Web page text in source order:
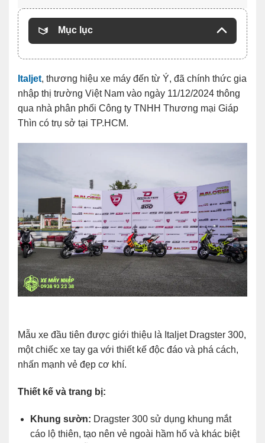
Mục lục
Italjet, thương hiệu xe máy đến từ Ý, đã chính thức gia
nhập thị trường Việt Nam vào ngày 11/12/2024 thông
qua nhà phân phối Công ty TNHH Thương mại Giáp
Thìn có trụ sở tại TP.HCM.
Mẫu xe đầu tiên được giới thiệu là Italjet Dragster 300,
một chiếc xe tay ga với thiết kế độc đáo và phá cách,
nhấn mạnh vẻ đẹp cơ khí.
Thiết kế và trang bị:
Khung sườn: Dragster 300 sử dụng khung mắt
cáo lộ thiên, tạo nên vẻ ngoài hầm hố và khác biệt